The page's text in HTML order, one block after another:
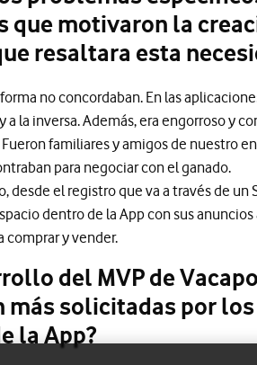
que motivaron la
resaltara esta
no concordaban. En las
a la inversa. Además, era engorroso y
familiares y amigos de nuestro
para negociar con el ganado.
desde el registro que va a través de
dentro de la App con sus
comprar y vender.
del MVP de
solicitadas por
la App?